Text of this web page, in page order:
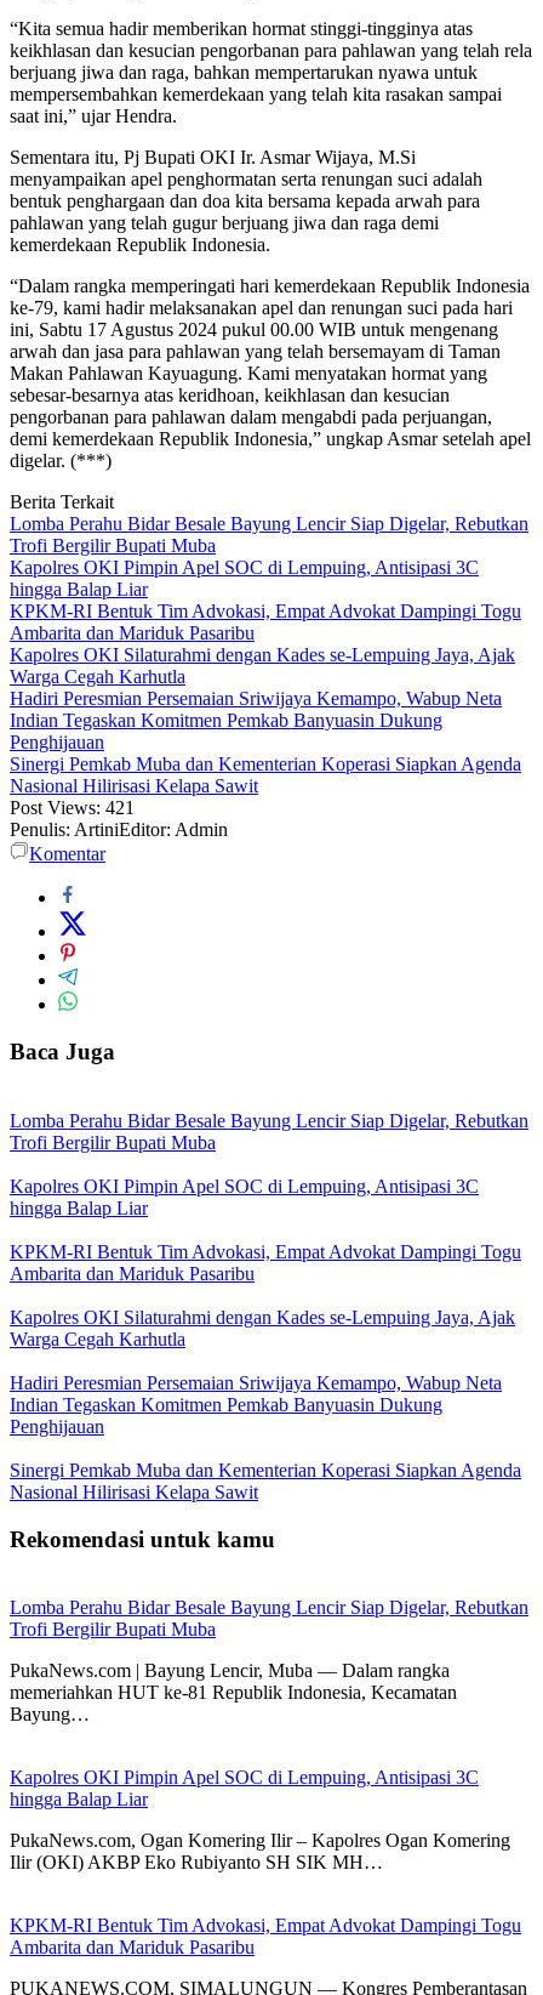
“Kita semua hadir memberikan hormat stinggi-tingginya atas
keikhlasan dan kesucian pengorbanan para pahlawan yang telah rela
berjuang jiwa dan raga, bahkan mempertarukan nyawa untuk
mempersembahkan kemerdekaan yang telah kita rasakan sampai
saat ini,” ujar Hendra.
Sementara itu, Pj Bupati OKI Ir. Asmar Wijaya, M.Si
menyampaikan apel penghormatan serta renungan suci adalah
bentuk penghargaan dan doa kita bersama kepada arwah para
pahlawan yang telah gugur berjuang jiwa dan raga demi
kemerdekaan Republik Indonesia.
“Dalam rangka memperingati hari kemerdekaan Republik Indonesia
ke-79, kami hadir melaksanakan apel dan renungan suci pada hari
ini, Sabtu 17 Agustus 2024 pukul 00.00 WIB untuk mengenang
arwah dan jasa para pahlawan yang telah bersemayam di Taman
Makan Pahlawan Kayuagung. Kami menyatakan hormat yang
sebesar-besarnya atas keridhoan, keikhlasan dan kesucian
pengorbanan para pahlawan dalam mengabdi pada perjuangan,
demi kemerdekaan Republik Indonesia,” ungkap Asmar setelah apel
digelar. (***)
Berita Terkait
Lomba Perahu Bidar Besale Bayung Lencir Siap Digelar, Rebutkan
Trofi Bergilir Bupati Muba
Kapolres OKI Pimpin Apel SOC di Lempuing, Antisipasi 3C
hingga Balap Liar
KPKM-RI Bentuk Tim Advokasi, Empat Advokat Dampingi Togu
Ambarita dan Mariduk Pasaribu
Kapolres OKI Silaturahmi dengan Kades se-Lempuing Jaya, Ajak
Warga Cegah Karhutla
Hadiri Peresmian Persemaian Sriwijaya Kemampo, Wabup Neta
Indian Tegaskan Komitmen Pemkab Banyuasin Dukung
Penghijauan
Sinergi Pemkab Muba dan Kementerian Koperasi Siapkan Agenda
Nasional Hilirisasi Kelapa Sawit
Post Views: 421
Penulis: ArtiniEditor: Admin
Komentar
Baca Juga
Lomba Perahu Bidar Besale Bayung Lencir Siap Digelar, Rebutkan
Trofi Bergilir Bupati Muba
Kapolres OKI Pimpin Apel SOC di Lempuing, Antisipasi 3C
hingga Balap Liar
KPKM-RI Bentuk Tim Advokasi, Empat Advokat Dampingi Togu
Ambarita dan Mariduk Pasaribu
Kapolres OKI Silaturahmi dengan Kades se-Lempuing Jaya, Ajak
Warga Cegah Karhutla
Hadiri Peresmian Persemaian Sriwijaya Kemampo, Wabup Neta
Indian Tegaskan Komitmen Pemkab Banyuasin Dukung
Penghijauan
Sinergi Pemkab Muba dan Kementerian Koperasi Siapkan Agenda
Nasional Hilirisasi Kelapa Sawit
Rekomendasi untuk kamu
Lomba Perahu Bidar Besale Bayung Lencir Siap Digelar, Rebutkan
Trofi Bergilir Bupati Muba
PukaNews.com | Bayung Lencir, Muba — Dalam rangka
memeriahkan HUT ke-81 Republik Indonesia, Kecamatan
Bayung…
Kapolres OKI Pimpin Apel SOC di Lempuing, Antisipasi 3C
hingga Balap Liar
PukaNews.com, Ogan Komering Ilir – Kapolres Ogan Komering
Ilir (OKI) AKBP Eko Rubiyanto SH SIK MH…
KPKM-RI Bentuk Tim Advokasi, Empat Advokat Dampingi Togu
Ambarita dan Mariduk Pasaribu
PUKANEWS.COM, SIMALUNGUN — Kongres Pemberantasan